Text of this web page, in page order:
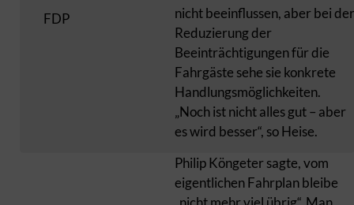
FDP
nicht beeinflussen, aber bei der
Reduzierung der
Beeinträchtigungen für die
Fahrgäste sehe sie konkrete
Handlungsmöglichkeiten.
„Noch ist nicht alles gut – aber
es wird besser“, so Heise.
Philip Köngeter sagte, vom
eigentlichen Fahrplan bleibe